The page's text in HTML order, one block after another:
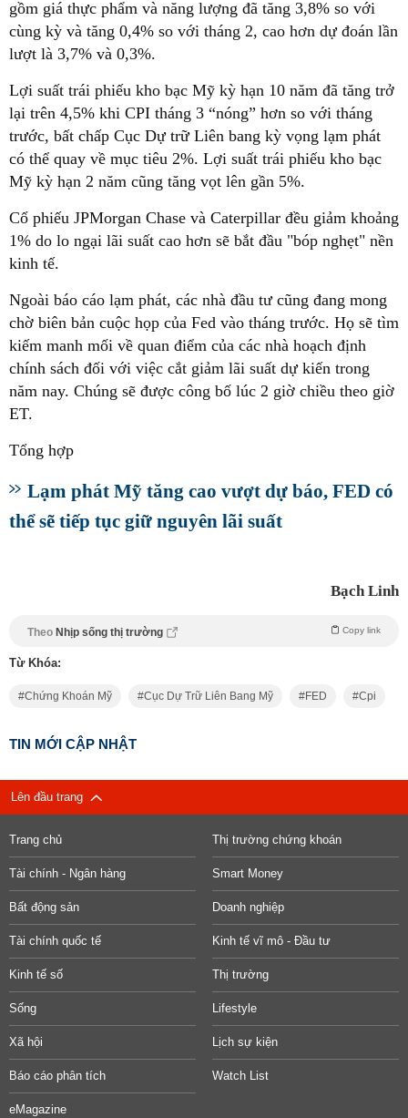
gồm giá thực phẩm và năng lượng đã tăng 3,8% so với
cùng kỳ và tăng 0,4% so với tháng 2, cao hơn dự đoán lần
lượt là 3,7% và 0,3%.
Lợi suất trái phiếu kho bạc Mỹ kỳ hạn 10 năm đã tăng trở
lại trên 4,5% khi CPI tháng 3 “nóng” hơn so với tháng
trước, bất chấp Cục Dự trữ Liên bang kỳ vọng lạm phát
có thể quay về mục tiêu 2%. Lợi suất trái phiếu kho bạc
Mỹ kỳ hạn 2 năm cũng tăng vọt lên gần 5%.
Cổ phiếu JPMorgan Chase và Caterpillar đều giảm khoảng
1% do lo ngại lãi suất cao hơn sẽ bắt đầu "bóp nghẹt" nền
kinh tế.
Ngoài báo cáo lạm phát, các nhà đầu tư cũng đang mong
chờ biên bản cuộc họp của Fed vào tháng trước. Họ sẽ tìm
kiếm manh mối về quan điểm của các nhà hoạch định
chính sách đối với việc cắt giảm lãi suất dự kiến trong
năm nay. Chúng sẽ được công bố lúc 2 giờ chiều theo giờ
ET.
Tổng hợp
Lạm phát Mỹ tăng cao vượt dự báo, FED có
thể sẽ tiếp tục giữ nguyên lãi suất
Bạch Linh
Theo Nhịp sống thị trường Copy link
Từ Khóa:
Chứng Khoán Mỹ Cục Dự Trữ Liên Bang Mỹ FED Cpi
TIN MỚI CẬP NHẬT
Lên đầu trang
Trang chủ Thị trường chứng khoán
Tài chính - Ngân hàng Smart Money
Bất động sản Doanh nghiệp
Tài chính quốc tế Kinh tế vĩ mô - Đầu tư
Kinh tế số Thị trường
Sống Lifestyle
Xã hội Lịch sự kiện
Báo cáo phân tích Watch List
eMagazine